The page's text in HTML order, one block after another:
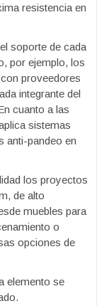
resistencia en
soporte de cada
por ejemplo, los
proveedores
integrante del
cuanto a las
sistemas
anti-pandeo en
los proyectos
de alto
muebles para
o
opciones de
elemento se